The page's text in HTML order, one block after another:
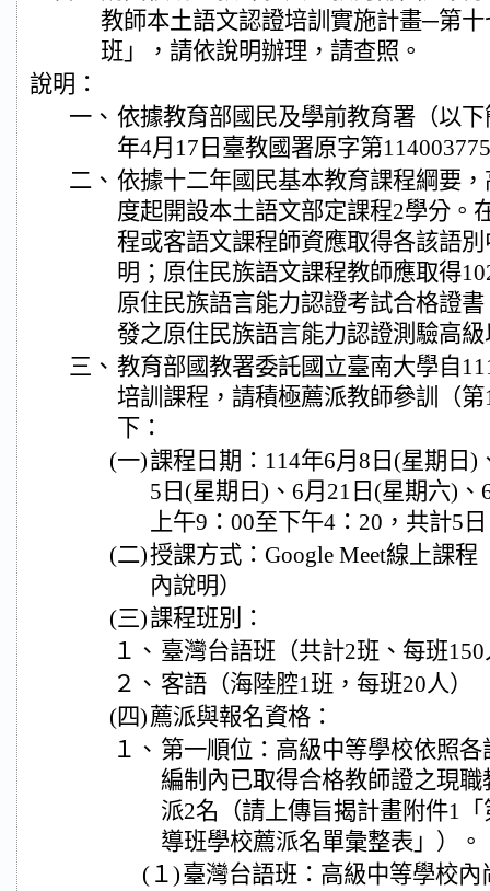
教師本土語文認證培訓實施計畫─第
班」，請依說明辦理，請查照。
說明：
一、 依據教育部國民及學前教育署（以
年4月17日臺教國署原字第
二、 依據十二年國民基本教育課程綱要
度起開設本土語文部定課程2學分。
程或客語文課程師資應取得各該語
明；原住民族語文課程教師應取得
原住民族語言能力認證考試合格證
發之原住民族語言能力認證測驗高
三、 教育部國教署委託國立臺南大學自
培訓課程，請積極薦派教師參訓（
下：
(一)課程日期：114年6月8日(星期日)
5日(星期日)、6月21日(星期六)
上午9：00至下午4：20，共計5
(二)授課方式：Google Meet線上課
內說明）
(三)課程班別：
１、 臺灣台語班（共計2班、每班
２、 客語（海陸腔1班，每班20人）
(四)薦派與報名資格：
１、 第一順位：高級中等學校依照
編制內已取得合格教師證之現
派2名（請上傳旨揭計畫附件1
導班學校薦派名單彙整表」）。
(１)臺灣台語班：高級中等學校